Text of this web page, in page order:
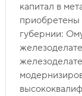
капитал в
приобретены
губернии: